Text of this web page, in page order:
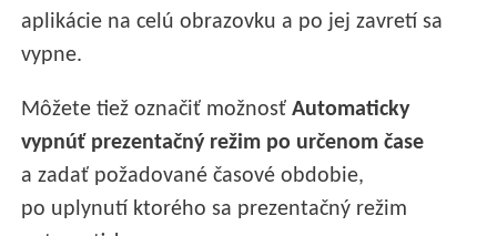
aplikácie na celú obrazovku a po jej zavretí sa
vypne.
Môžete tiež označiť možnosťAutomaticky
vypnúť prezentačný režim po určenom čase
a zadať požadované časové obdobie,
po uplynutí ktorého sa prezentačný režim